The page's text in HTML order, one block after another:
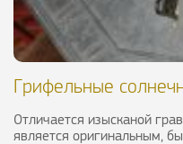
Грифельные
Отличается изысканой
является оригинальным,